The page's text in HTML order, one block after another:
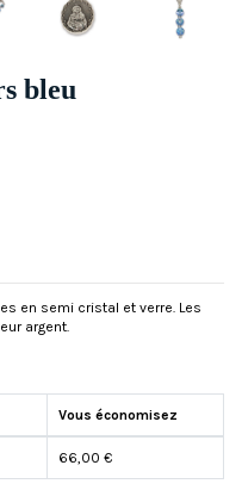
bleu
en semi cristal et verre. Les
argent.
Vous économisez
66,00 €